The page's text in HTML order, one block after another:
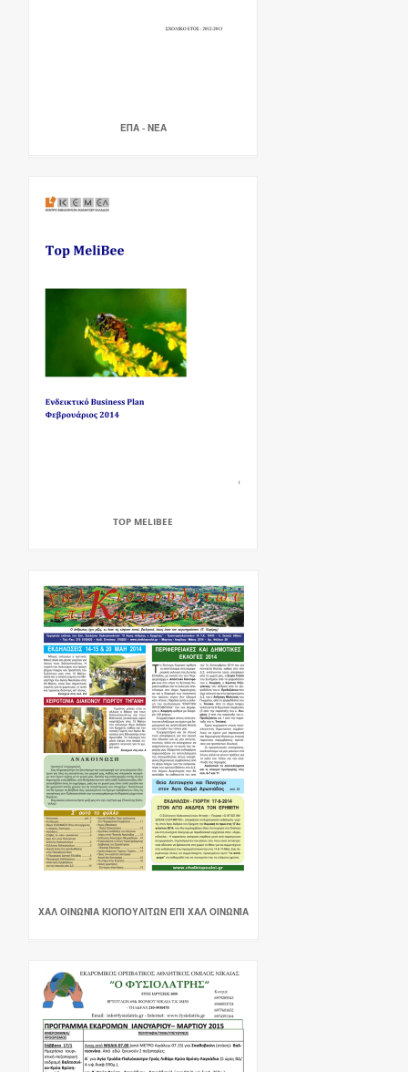
ΕΠΑ - ΝΈΑ
TOP MELIBEE
ΧΑΛ ΟΙΝΩΝΊΑ ΚΙΟΠΟΥΛΙΤΏΝ ΕΠΙ ΧΑΛ ΟΙΝΩΝΊΑ